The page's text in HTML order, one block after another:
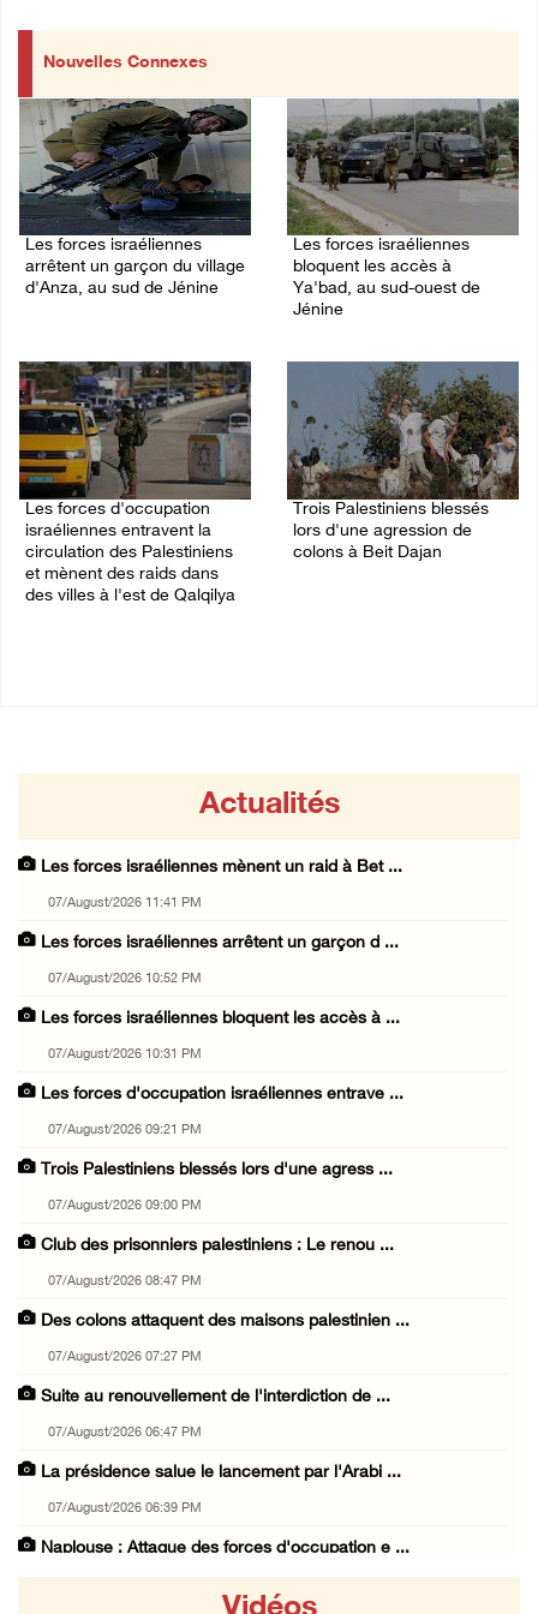
Nouvelles Connexes
Les forces israéliennes
arrêtent un garçon du village
d'Anza, au sud de Jénine
Les forces israéliennes
bloquent les accès à
Ya'bad, au sud-ouest de
Jénine
Les forces d'occupation
israéliennes entravent la
circulation des Palestiniens
et mènent des raids dans
des villes à l'est de Qalqilya
Trois Palestiniens blessés
lors d'une agression de
colons à Beit Dajan
Actualités
Les forces israéliennes mènent un raid à Bet ...
07/August/2026 11:41 PM
Les forces israéliennes arrêtent un garçon d ...
07/August/2026 10:52 PM
Les forces israéliennes bloquent les accès à ...
07/August/2026 10:31 PM
Les forces d'occupation israéliennes entrave ...
07/August/2026 09:21 PM
Trois Palestiniens blessés lors d'une agress ...
07/August/2026 09:00 PM
Club des prisonniers palestiniens : Le renou ...
07/August/2026 08:47 PM
Des colons attaquent des maisons palestinien ...
07/August/2026 07:27 PM
Suite au renouvellement de l'interdiction de ...
07/August/2026 06:47 PM
La présidence salue le lancement par l'Arabi ...
07/August/2026 06:39 PM
Naplouse : Attaque des forces d'occupation e ...